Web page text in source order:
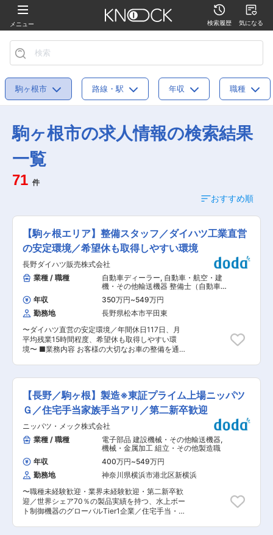
メニュー 検索履歴 気になる
駒ヶ根市 路線・駅 年収 職種
駒ヶ根市の求人情報の検索結果
一覧
71 件
おすすめ順
【駒ヶ根エリア】整備スタッフ／ダイハツ工業直営
の安定環境／希望休も取得しやすい環境
長野ダイハツ販売株式会社
業種 / 職種
自動車ディーラー, 自動車・航空・建
機・その他輸送機器 整備士（自動車・
建機・航空機など）
年収 350万円~549万円
勤務地
長野県松本市平田東
〜ダイハツ直営の安定環境／年間休日117日、月
平均残業15時間程度、希望休も取得しやすい環
境〜 ■業務内容 お客様の大切なお車の整備を通
作業からスタートし、少しずつ知識と技術を身に
つけていただきます。 【具体的には】 ・オイル
交換・タイヤ交換・法定点検・車検・整備 ・故障
診断・部品交換・修理対応・お客様への整備内容
説明 ■入社後の教育体制 当社では社員同士が教
え合い、学び合う風土が根付いています。 新人ス
タッフにはフレッシュマンコーチ（FC）がつき、
仕事の進め方や整備技術を丁寧にサポートしま
す。 ■ダイハツ工業直営ディーラーならではの安
定性 当社はダイハツ工業直営ディーラーです。メ
ーカー直営ならではの充実した教育体制や福利厚
生があり、安定した働き方が可能です。 ■整備士
が長く働ける環境づくりに力を入れています 年間
休日117日に加え、有給休暇も取得しやすい環境
です。月曜日の定休日だけでなく、月2〜4日希望
休を取得することができるため家族との時間や趣
【長野／駒ヶ根】製造※東証プライム上場ニッパツ
Ｇ／住宅手当家族手当アリ／第二新卒歓迎
ニッパツ・メック株式会社
業種 / 職種
電子部品 建設機械・その他輸送機器,
機械・金属加工 組立・その他製造職
年収
400万円~549万円
勤務地
神奈川県横浜市港北区新横浜
〜職種未経験歓迎・業界未経験歓迎・第二新卒歓
迎／世界シェア70％の製品実績を持つ、水上ボー
ト制御機器のグローバルTier1企業／住宅手当・家